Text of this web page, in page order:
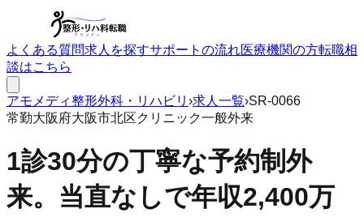
よくある質問求人を探すサポートの流れ医療機関の方転職相
談はこちら
アモメディ整形外科・リハビリ ›求人一覧›SR-0066
常勤大阪府大阪市北区クリニック一般外来
1診30分の丁寧な予約制外
来。当直なしで年収2,400万